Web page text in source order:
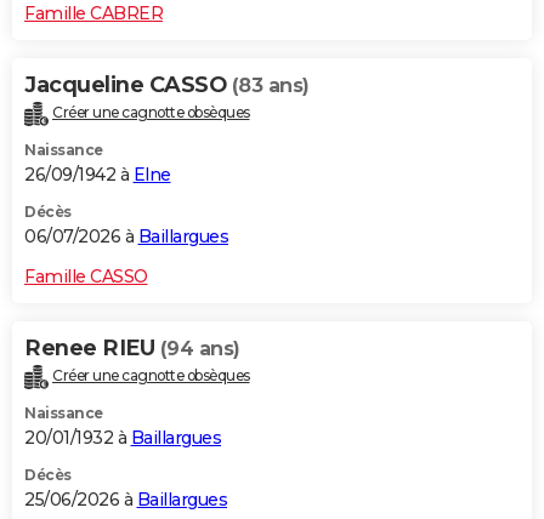
FORUM
Famille CABRER
Jacqueline CASSO (83 ans)
Créer une cagnotte obsèques
Naissance
26/09/1942 à Elne
Décès
06/07/2026 à Baillargues
Famille CASSO
Renee RIEU (94 ans)
Créer une cagnotte obsèques
Naissance
20/01/1932 à Baillargues
Décès
25/06/2026 à Baillargues